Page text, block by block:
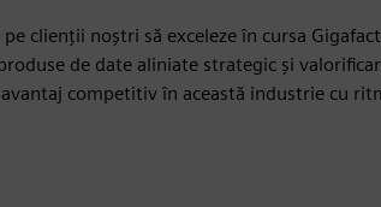
clienții noștri să exceleze în cursa
de date aliniate strategic și
competitiv în această industrie cu